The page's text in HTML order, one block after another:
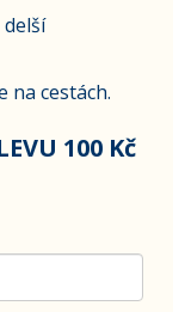
na cestách.
100 Kč